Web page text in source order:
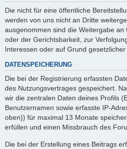
Die nicht für eine öffentliche
werden von uns nicht an Dritte
ausgenommen sind die Weitergabe
oder der Gerichtsbarkeit, zur
Interessen oder auf Grund gesetzlicher
DATENSPEICHERUNG
Die bei der Registrierung erfassten
des Nutzungsvertrages gespeichert.
wir die zentralen Daten deines Profils
Benutzernamen sowie erfasste IP-
oben)) für maximal 13 Monate
erfüllen und einen Missbrauch des
Die bei der Erstellung eines Beitrags